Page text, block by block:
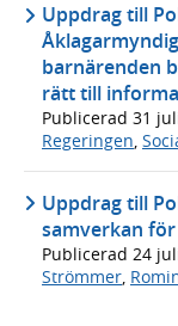
Uppdrag till
barnärenden
rätt till
Publicerad 31
Regeringen,
Uppdrag till
samverkan
Publicerad 24
Strömmer,